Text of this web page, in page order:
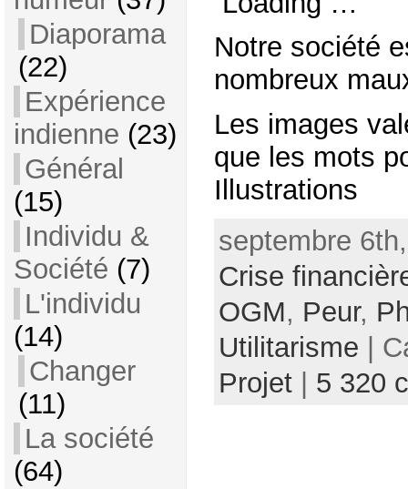
Diaporama
(22)
Expérience
indienne (23)
Général
(15)
Individu &
Société (7)
L'individu
(14)
Changer
(11)
La société
(64)
Notre société
nombreux
Les images
que les mots
Illustrations
septembre
Crise
OGM, Peur,
Utilitarisme |
Projet| 5 320